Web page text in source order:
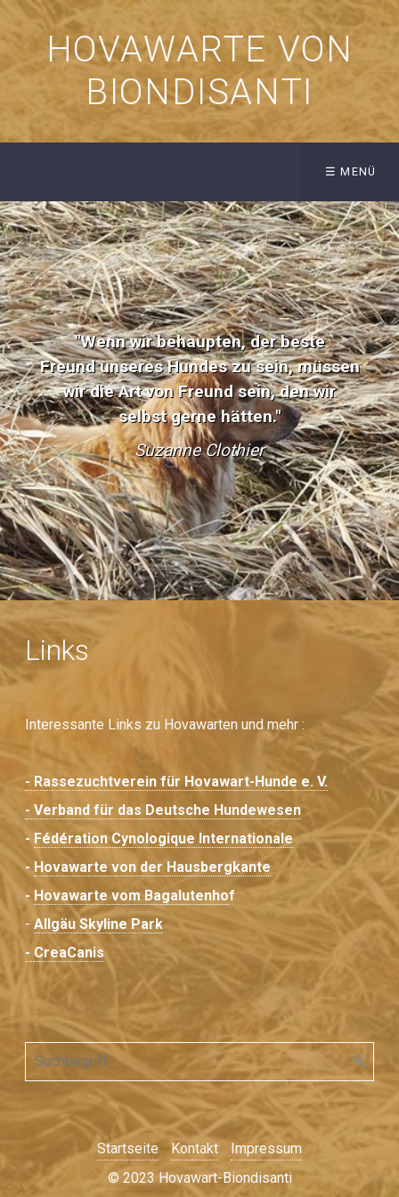
HOVAWARTE VON
BIONDISANTI
☰ MENÜ
"Wenn wir behaupten, der beste
Freund unseres Hundes zu sein, müssen
wir die Art von Freund sein, den wir
selbst gerne hätten."
Suzanne Clothier
Links
Interessante Links zu Hovawarten und mehr :
- Rassezuchtverein für Hovawart-Hunde e. V.
- Verband für das Deutsche Hundewesen
​- Fédération Cynologique Internationale
- Hovawarte von der Hausbergkante
- Hovawarte vom Bagalutenhof
-Allgäu Skyline Park
- CreaCanis
Startseite Kontakt
Impressum
© 2023 Hovawart-Biondisanti